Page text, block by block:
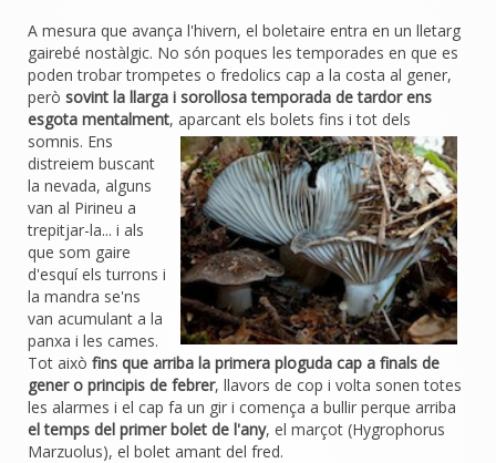
A mesura que avança l'hivern, el boletaire entra en un lletarg
gairebé nostàlgic. No són poques les temporades en que es
poden trobar trompetes o fredolics cap a la costa al gener,
però sovint la llarga i sorollosa temporada de tardor ens
esgota mentalment, aparcant els bolets fins i tot dels
somnis. Ens
distreiem buscant
la nevada, alguns
van al Pirineu a
trepitjar-la... i als
que som gaire
d'esquí els turrons i
la mandra se'ns
van acumulant a la
panxa i les cames.
Tot això fins que arriba la primera ploguda cap a finals de
gener o principis de febrer, llavors de cop i volta sonen totes
les alarmes i el cap fa un gir i comença a bullir perque arriba
el temps del primer bolet de l'any, el marçot (Hygrophorus
Marzuolus), el bolet amant del fred.